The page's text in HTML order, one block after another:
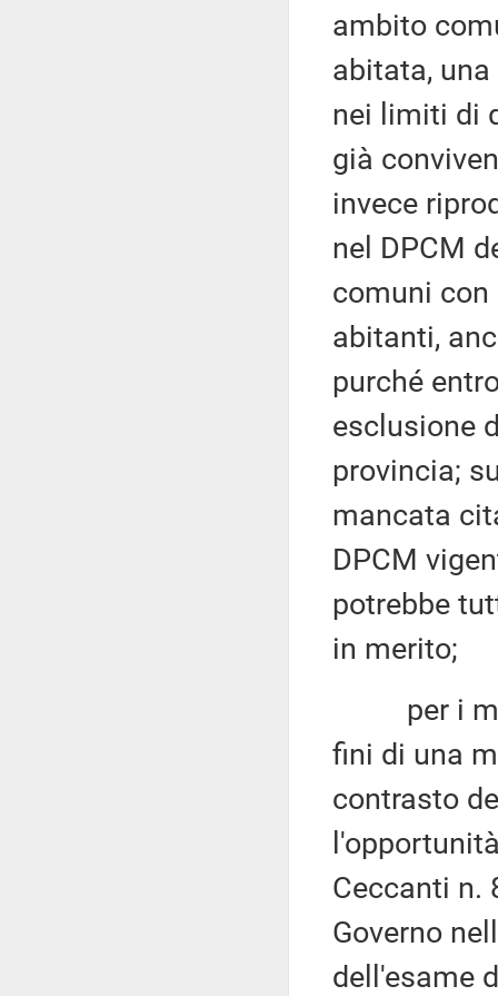
ambito
abitata, una
nei limiti di
già
invece
nel DPCM
comuni con
abitanti,
purché
esclusione
provincia;
mancata
DPCM
potrebbe
in merito;
per i
fini di una
contrasto
Ceccanti n.
Governo
dell'esame